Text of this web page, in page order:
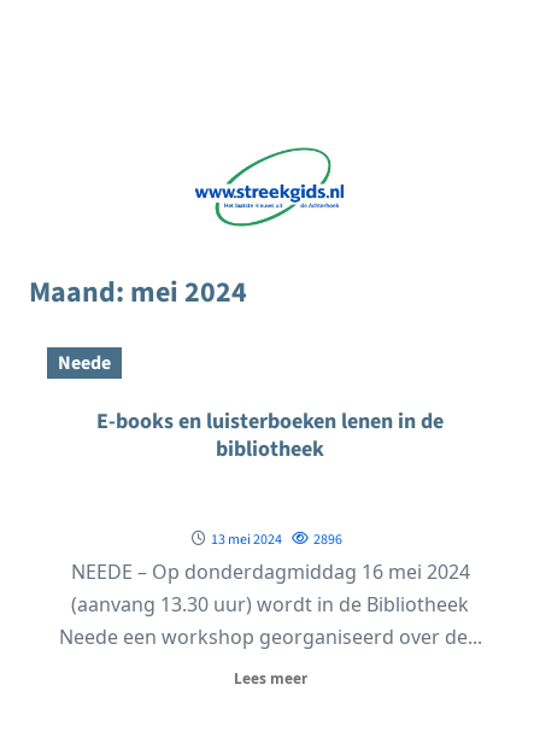
Maand: mei 2024
Neede
E-books en luisterboeken lenen in de
bibliotheek
13 mei 2024 2896
NEEDE – Op donderdagmiddag 16 mei 2024
(aanvang 13.30 uur) wordt in de Bibliotheek
Neede een workshop georganiseerd over de...
Lees meer